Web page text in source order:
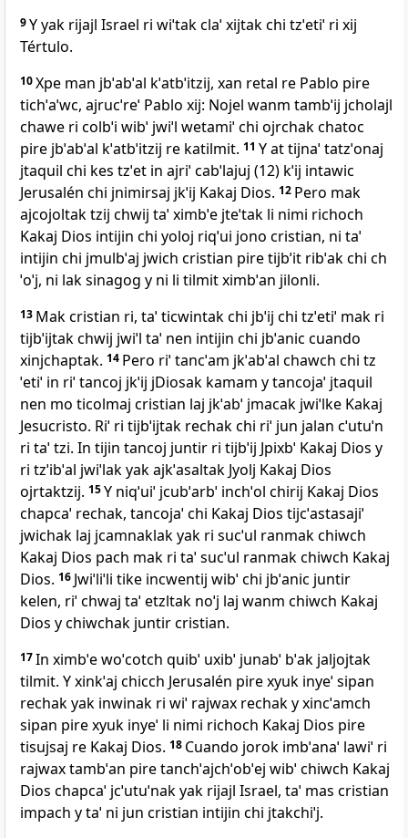
9Y yak rijajl Israel ri wiˈtak claˈ xijtak chi tzˈetiˈ ri xij
Tértulo.
10Xpe man jbˈabˈal kˈatbˈitzij, xan retal re Pablo pire
tichˈaˈwc, ajrucˈreˈ Pablo xij: Nojel wanm tambˈij jcholajl
chawe ri colbˈi wibˈ jwiˈl wetamiˈ chi ojrchak chatoc
pire jbˈabˈal kˈatbˈitzij re katilmit. 11 Y at tijnaˈ tatzˈonaj
jtaquil chi kes tzˈet in ajriˈ cabˈlajuj (12) kˈij intawic
Jerusalén chi jnimirsaj jkˈij Kakaj Dios. 12 Pero mak
ajcojoltak tzij chwij taˈ ximbˈe jteˈtak li nimi richoch
Kakaj Dios intijin chi yoloj riqˈui jono cristian, ni taˈ
intijin chi jmulbˈaj jwich cristian pire tijbˈit ribˈak chi ch
ˈoˈj, ni lak sinagog y ni li tilmit ximbˈan jilonli.
13 Mak cristian ri, taˈ ticwintak chi jbˈij chi tzˈetiˈ mak ri
tijbˈijtak chwij jwiˈl taˈ nen intijin chi jbˈanic cuando
xinjchaptak. 14 Pero riˈ tancˈam jkˈabˈal chawch chi tz
ˈetiˈ in riˈ tancoj jkˈij jDiosak kamam y tancojaˈ jtaquil
nen mo ticolmaj cristian laj jkˈabˈ jmacak jwiˈlke Kakaj
Jesucristo. Riˈ ri tijbˈijtak rechak chi riˈ jun jalan cˈutuˈn
ri taˈ tzi. In tijin tancoj juntir ri tijbˈij Jpixbˈ Kakaj Dios y
ri tzˈibˈal jwiˈlak yak ajkˈasaltak Jyolj Kakaj Dios
ojrtaktzij. 15Y niqˈuiˈ jcubˈarbˈ inchˈol chirij Kakaj Dios
chapcaˈ rechak, tancojaˈ chi Kakaj Dios tijcˈastasajiˈ
jwichak laj jcamnaklak yak ri sucˈul ranmak chiwch
Kakaj Dios pach mak ri taˈ sucˈul ranmak chiwch Kakaj
Dios. 16 Jwiˈliˈli tike incwentij wibˈ chi jbˈanic juntir
kelen, riˈ chwaj taˈ etzltak noˈj laj wanm chiwch Kakaj
Dios y chiwchak juntir cristian.
17In ximbˈe woˈcotch quibˈ uxibˈ junabˈ bˈak jaljojtak
tilmit. Y xinkˈaj chicch Jerusalén pire xyuk inyeˈ sipan
rechak yak inwinak ri wiˈ rajwax rechak y xincˈamch
sipan pire xyuk inyeˈ li nimi richoch Kakaj Dios pire
tisujsaj re Kakaj Dios. 18 Cuando jorok imbˈanaˈ lawiˈ ri
rajwax tambˈan pire tanchˈajchˈobˈej wibˈ chiwch Kakaj
Dios chapcaˈ jcˈutuˈnak yak rijajl Israel, taˈ mas cristian
impach y taˈ ni jun cristian intijin chi jtakchiˈj.